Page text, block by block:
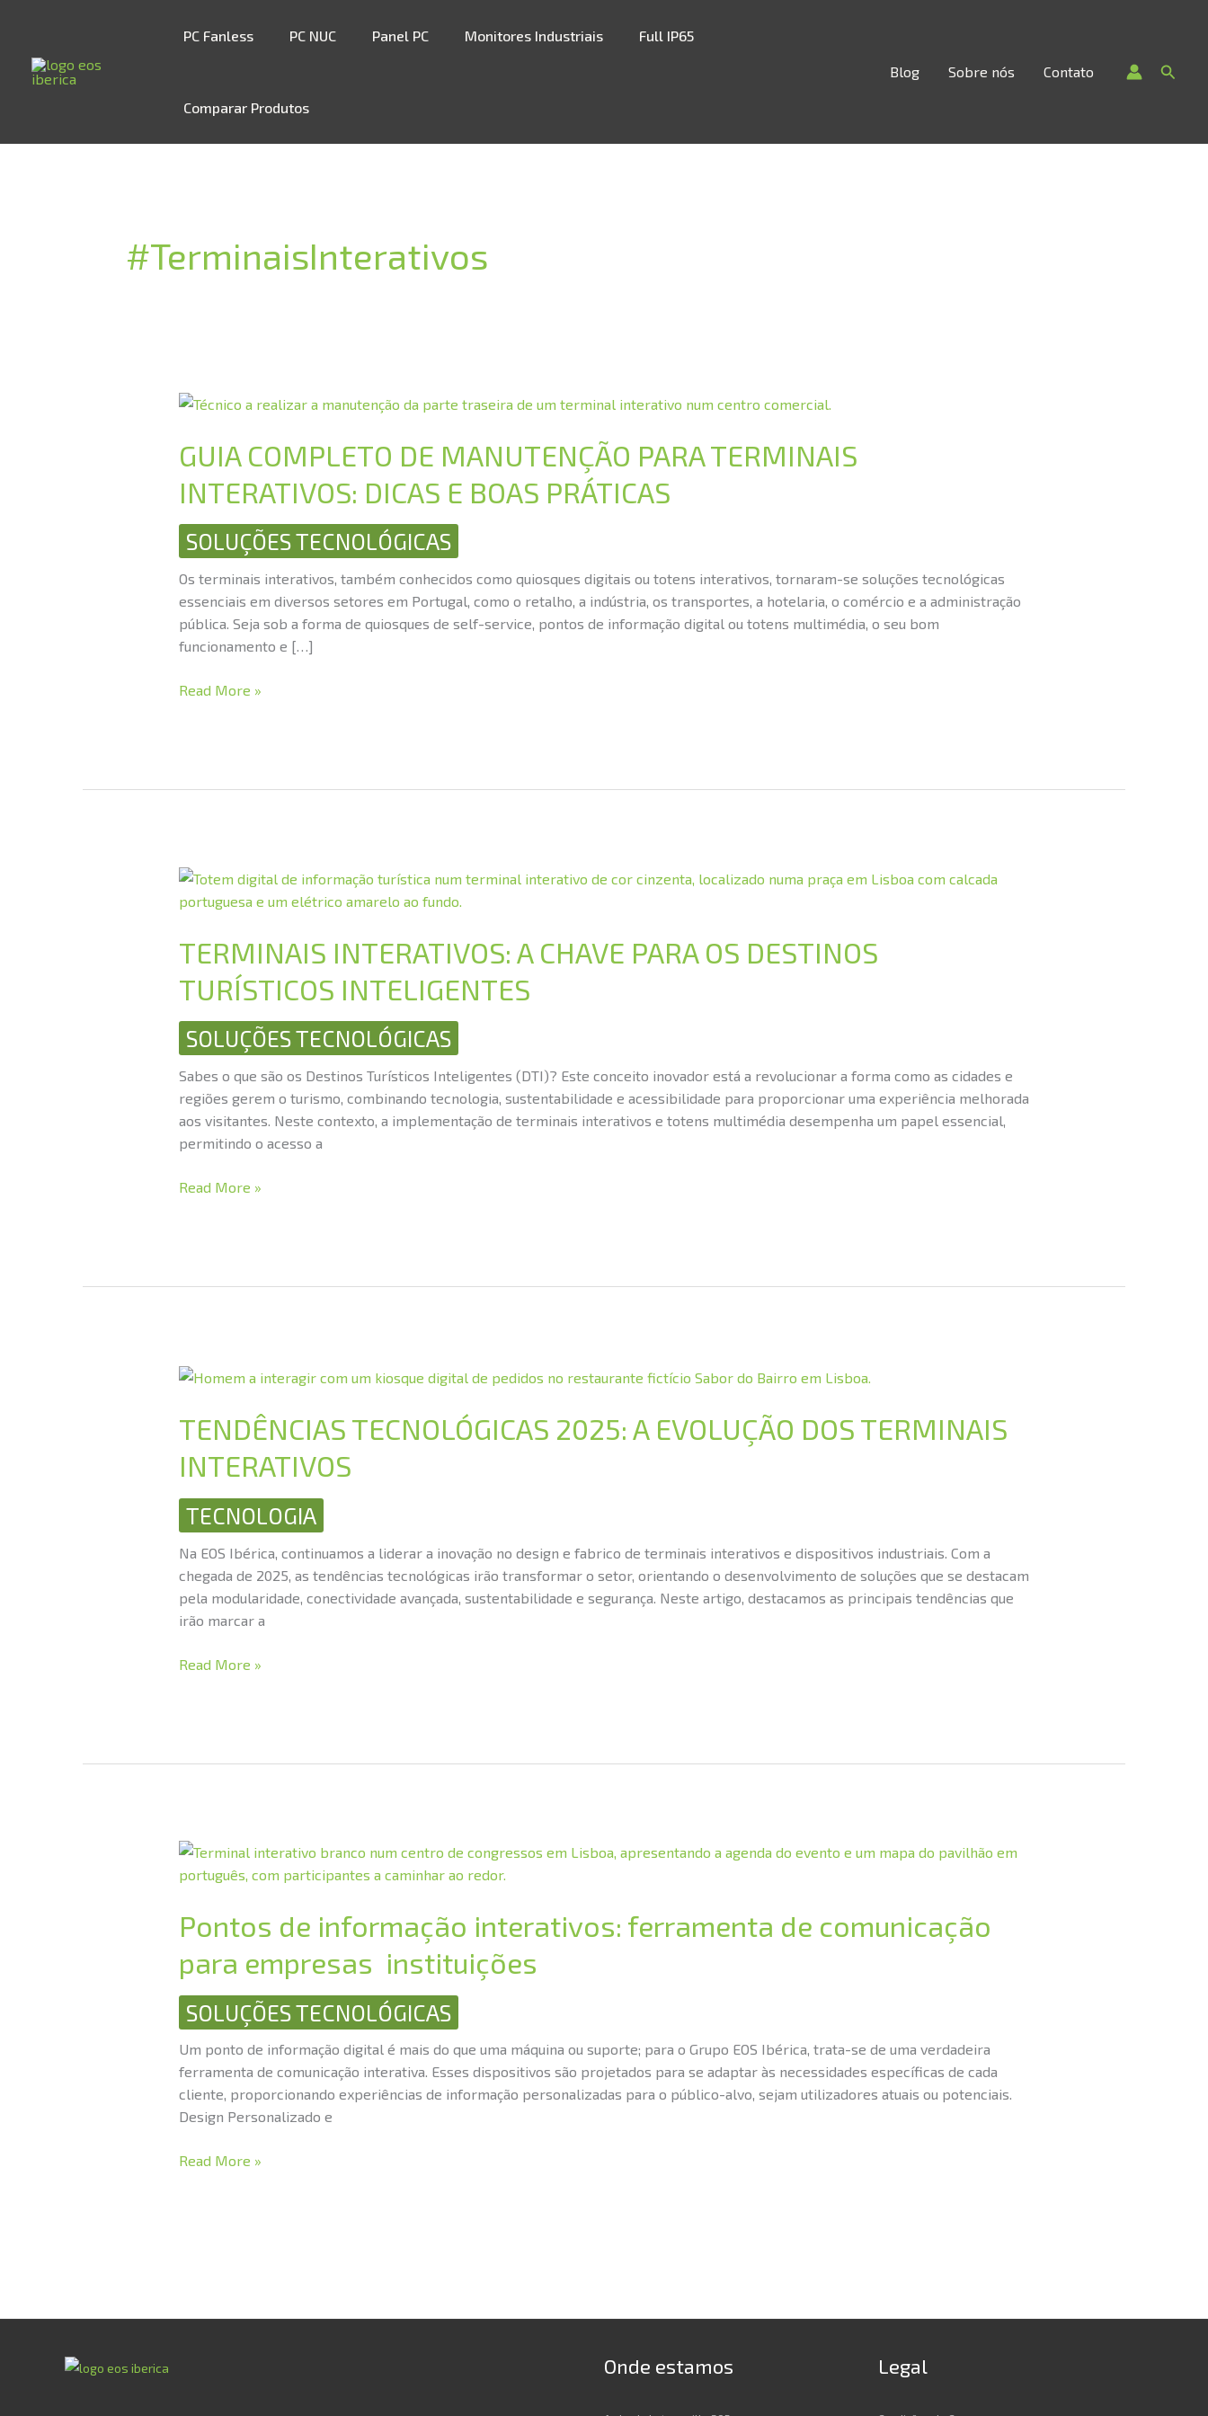
content
PC Fanless PC NUC Panel PC Monitores Industriais Full IP65
Comparar Produtos
Blog Sobre nós Contato
#TerminaisInterativos
GUIA COMPLETO DE MANUTENÇÃO PARA TERMINAIS
INTERATIVOS: DICAS E BOAS PRÁTICAS
SOLUÇÕES TECNOLÓGICAS
Os terminais interativos, também conhecidos como quiosques digitais ou totens interativos, tornaram-se soluções tecnológicas
essenciais em diversos setores em Portugal, como o retalho, a indústria, os transportes, a hotelaria, o comércio e a administração
pública. Seja sob a forma de quiosques de self-service, pontos de informação digital ou totens multimédia, o seu bom
funcionamento e […]
GUIA
DE
MANUTENÇÃO
PARA
INTERATIVOS:
DICAS
E
BOAS
PRÁTICAS
Read More »
TERMINAIS INTERATIVOS: A CHAVE PARA OS DESTINOS
TURÍSTICOS INTELIGENTES
SOLUÇÕES TECNOLÓGICAS
Sabes o que são os Destinos Turísticos Inteligentes (DTI)? Este conceito inovador está a revolucionar a forma como as cidades e
regiões gerem o turismo, combinando tecnologia, sustentabilidade e acessibilidade para proporcionar uma experiência melhorada
aos visitantes. Neste contexto, a implementação de terminais interativos e totens multimédia desempenha um papel essencial,
permitindo o acesso a
TERMINAIS
INTERATIVOS:
CHAVE
PARA
TURÍSTICOS
INTELIGENTES
Read More »
TENDÊNCIAS TECNOLÓGICAS 2025: A EVOLUÇÃO DOS TERMINAIS
INTERATIVOS
TECNOLOGIA
Na EOS Ibérica, continuamos a liderar a inovação no design e fabrico de terminais interativos e dispositivos industriais. Com a
chegada de 2025, as tendências tecnológicas irão transformar o setor, orientando o desenvolvimento de soluções que se destacam
pela modularidade, conectividade avançada, sustentabilidade e segurança. Neste artigo, destacamos as principais tendências que
irão marcar a
TENDÊNCIAS
2025:
A
EVOLUÇÃO
TERMINAIS
INTERATIVOS
Read More »
Pontos de informação interativos: ferramenta de comunicação
para empresas instituições
SOLUÇÕES TECNOLÓGICAS
Um ponto de informação digital é mais do que uma máquina ou suporte; para o Grupo EOS Ibérica, trata-se de uma verdadeira
ferramenta de comunicação interativa. Esses dispositivos são projetados para se adaptar às necessidades específicas de cada
cliente, proporcionando experiências de informação personalizadas para o público-alvo, sejam utilizadores atuais ou potenciais.
Design Personalizado e
Pontos
de
interativos:
ferramenta
de
para
empresas
instituições
Read More »
Onde estamos Legal